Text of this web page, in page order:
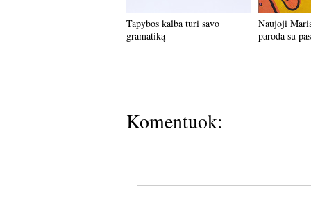
Tapybos kalba turi savo
gramatiką
Naujoji
paroda su
Komentuok: